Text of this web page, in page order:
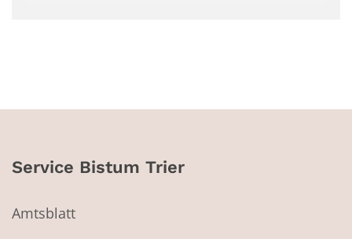
Service Bistum Trier
Amtsblatt